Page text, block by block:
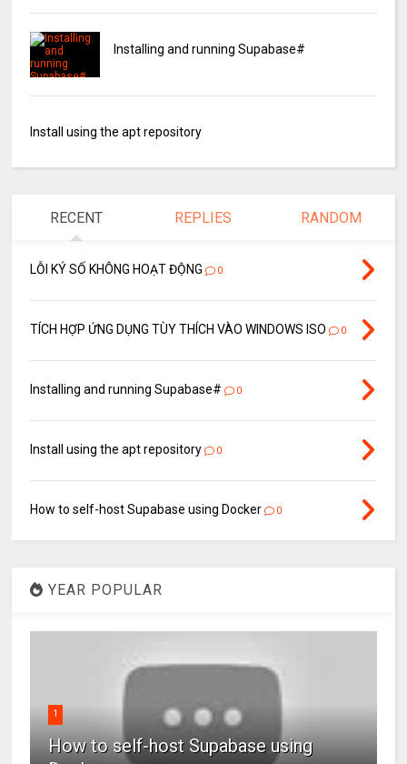
Installing and running Supabase#
Install using the apt repository
RECENT REPLIES RANDOM
LỖI KÝ SỐ KHÔNG HOẠT ĐỘNG 0
TÍCH HỢP ỨNG DỤNG TÙY THÍCH VÀO WINDOWS ISO 0
Installing and running Supabase# 0
Install using the apt repository 0
How to self-host Supabase using Docker 0
YEAR POPULAR
1
How to self-host Supabase using